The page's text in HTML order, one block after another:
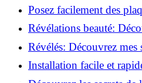
Glamour !
Posez facilement des
Transformez votre
Révélations beauté:
insoupçonnées de l'huile
Révélés: Découvrez mes
l'huile de ricin!
Installation facile et
luminaire au plafond!